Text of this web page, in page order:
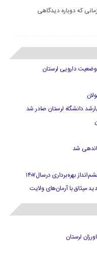
که دوباره دیدگاهی
میثاق با آرمان‌های ولایت